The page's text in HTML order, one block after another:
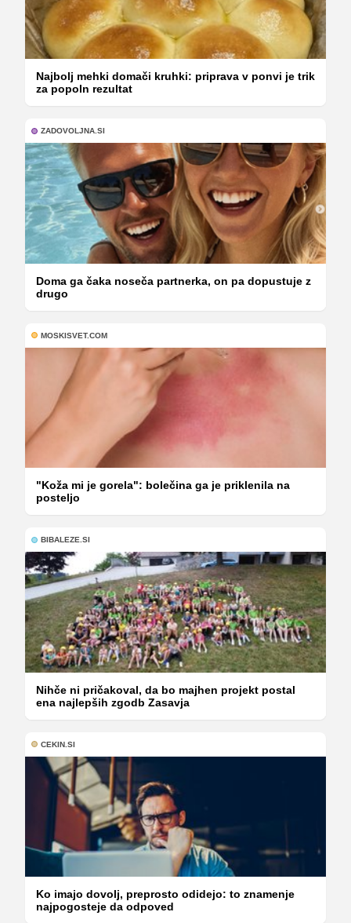
Najbolj mehki domači kruhki: priprava v ponvi je trik
za popoln rezultat
ZADOVOLJNA.SI
Doma ga čaka noseča partnerka, on pa dopustuje z
drugo
MOSKISVET.COM
"Koža mi je gorela": bolečina ga je priklenila na
posteljo
BIBALEZE.SI
Nihče ni pričakoval, da bo majhen projekt postal
ena najlepših zgodb Zasavja
CEKIN.SI
Ko imajo dovolj, preprosto odidejo: to znamenje
najpogosteje da odpoved